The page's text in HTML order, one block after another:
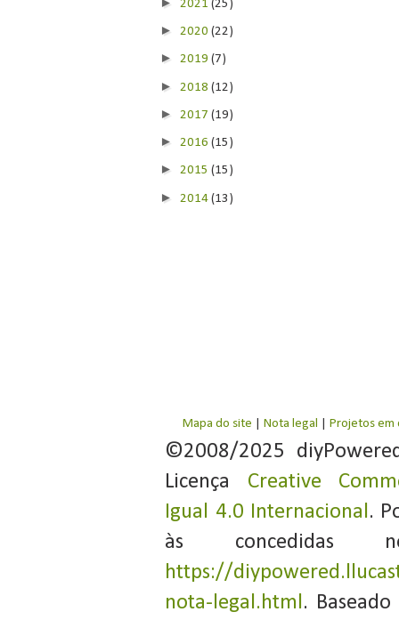
2021(25)
► 2020(22)
► 2019(7)
► 2018(12)
► 2017(19)
► 2016(15)
► 2015(15)
► 2014(13)
Mapa do site Nota legal Projetos em
©2008/2025
Licença Creative
Igual 4.0 Internacional .
às concedidas
https://
nota-legal.html .